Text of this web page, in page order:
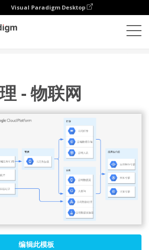
Visual Paradigm Desktop
- 物联网
编辑此模板